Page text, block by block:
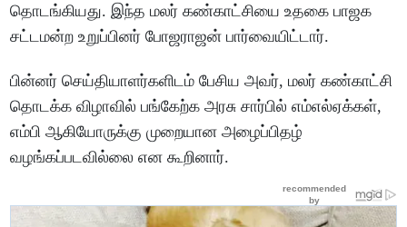
தொடங்கியது. இந்த மலர் கண்காட்சியை உதகை பாஜக
சட்டமன்ற உறுப்பினர் போஜராஜன் பார்வையிட்டார்.
பின்னர் செய்தியாளர்களிடம் பேசிய அவர், மலர் கண்காட்சி
தொடக்க விழாவில் பங்கேற்க அரசு சார்பில் எம்எல்ஏக்கள்,
எம்பி ஆகியோருக்கு முறையான அழைப்பிதழ்
வழங்கப்படவில்லை என கூறினார்.